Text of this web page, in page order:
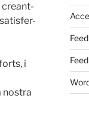
creant-
i
nostra